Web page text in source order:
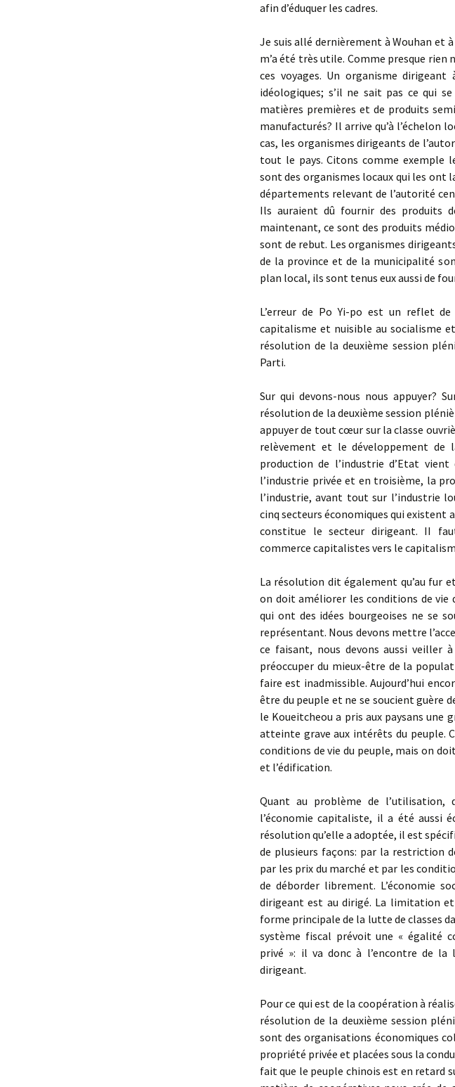
afin d’éduquer les cadres.
Je suis allé dernièrement à Wouhan et
m’a été très utile. Comme presque rien
ces voyages. Un orga­nisme
idéologi­ques; s’il ne sait pas ce qui
matières premières et de produits
manufacturés? Il arrive qu’à l’échelon
cas, les organismes dirigeants de
tout le pays. Citons comme exemple
sont des organismes locaux qui les ont
départements relevant de l’autorité
Ils auraient dû fournir des produits
maintenant, ce sont des produits
sont de rebut. Les organismes
de la province et de la municipalité
plan local, ils sont tenus eux aussi de
L’erreur de Po Yi-po est un reflet
capitalisme et nuisible au socialisme
résolution de la deuxième session
Parti.
Sur qui devons-nous nous appuyer?
résolution de la deuxième session
appuyer de tout cœur sur la classe
relève­ment et le développement
production de l’industrie d’Etat
l’industrie privée et en troisième, la
l’industrie, avant tout sur l’industrie
cinq sec­teurs économiques qui existent
constitue le secteur dirigeant. II
commerce capitalistes vers le
La résolution dit également qu’au fur
on doit améliorer les conditions de vie
qui ont des idées bourgeoises ne se
représentant. Nous devons mettre
ce faisant, nous devons aussi veiller
préoccuper du mieux-être de la
faire est inadmissible. Aujourd’hui
être du peuple et ne se soucient guère
le Koueitcheou a pris aux paysans une
atteinte grave aux intérêts du peuple.
conditions de vie du peuple, mais on
et l’édification.
Quant au problème de
l’économie capitaliste, il a été aussi
résolution qu’elle a adoptée, il est
de plusieurs façons: par la restriction
par les prix du marché et par les
de déborder librement. L’économie
dirigeant est au dirigé. La limitation
forme principale de la lutte de classes
système fiscal prévoit une « égalité
privé »: il va donc à l’encontre de la
dirigeant.
Pour ce qui est de la coopération à
résolution de la deuxième session
sont des organisations éco­nomiques
propriété privée et placées sous la
fait que le peuple chinois est en retard